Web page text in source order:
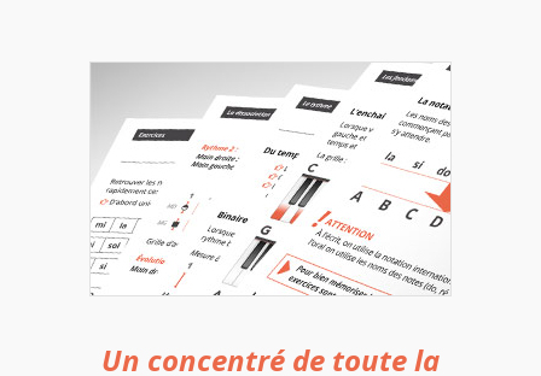
Un concentré de toute la